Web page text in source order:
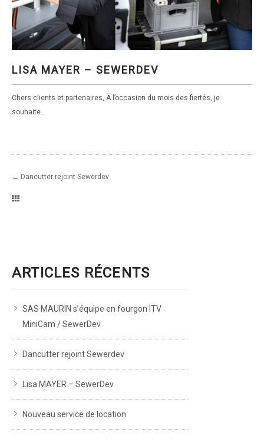
LISA MAYER – SEWERDEV
LISA MAYER – SEWERDEV
Chers clients et partenaires, À l’occasion du mois des fiertés, je
souhaite...
← Dancutter rejoint Sewerdev
ARTICLES RÉCENTS
SAS MAURIN s’équipe en fourgon ITV
MiniCam / SewerDev
Dancutter rejoint Sewerdev
Lisa MAYER – SewerDev
Nouveau service de location